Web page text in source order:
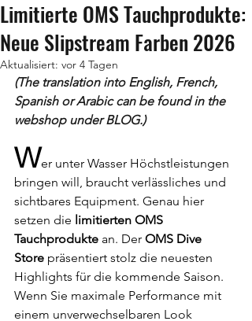
Limitierte OMS Tauchprodukte:
Neue Slipstream Farben 2026
Aktualisiert: vor 4 Tagen
(The translation into English, French,
Spanish or Arabic can be found in the
webshop under BLOG.)
Wer unter Wasser Höchstleistungen
bringen will, braucht verlässliches und
sichtbares Equipment. Genau hier
setzen die limitierten OMS
Tauchprodukte an. Der OMS Dive
Store präsentiert stolz die neuesten
Highlights für die kommende Saison.
Wenn Sie maximale Performance mit
einem unverwechselbaren Look